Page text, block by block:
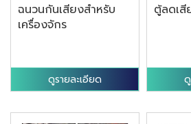
ฉนวนกันเสียงสำหรับ
เครื่องจักร
ดูรายละเอียด
ตู้ลดเสี